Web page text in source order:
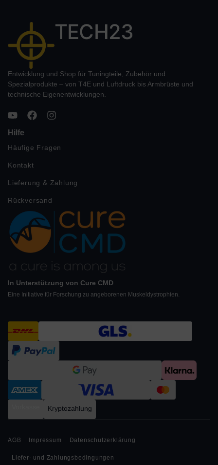
TECH23
Entwicklung und Shop für Tuningteile, Zubehör und
Spezialprodukte – von T4E und Luftdruck bis Armbrüste und
technische Eigenentwicklungen.
Hilfe
Häufige Fragen
Kontakt
Lieferung & Zahlung
Rückversand
In Unterstützung von Cure CMD
Eine Initiative für Forschung zu angeborenen Muskeldystrophien.
Kryptozahlung
AGB Impressum Datenschutzerklärung
Liefer- und Zahlungsbedingungen